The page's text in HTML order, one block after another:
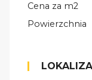
Cena za m2
Powierzchnia